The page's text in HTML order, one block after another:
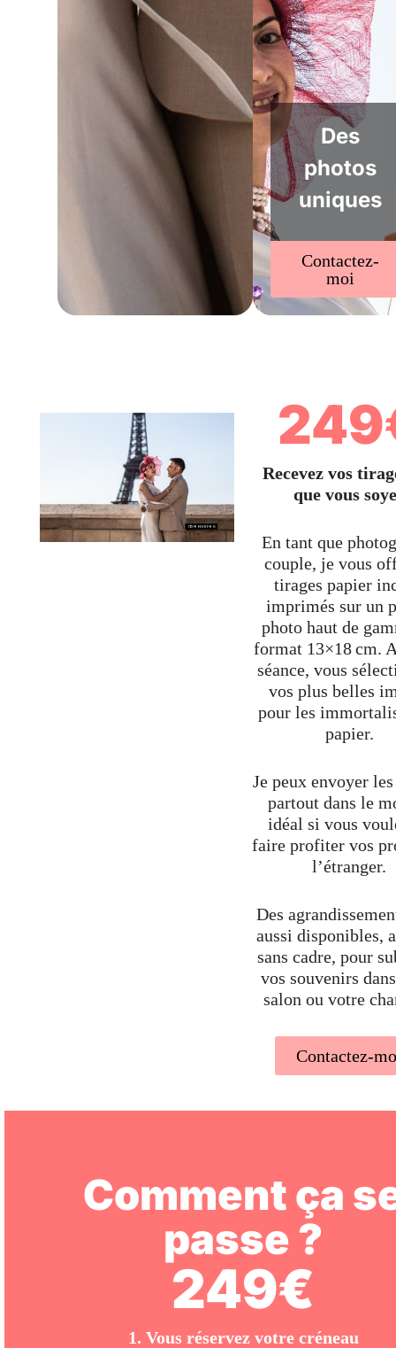
Des
photos
uniques
Contactez-
moi
Recevez vos
que vous
En tant que
couple, je vous
tirages papier
imprimés sur un
photo haut de
format 13×18 cm.
séance, vous
vos plus belles
pour les
papier.
Je peux envoyer
partout dans le
idéal si vous
faire profiter vos
l’étranger.
Des
aussi disponibles,
sans cadre, pour
vos souvenirs
salon ou votre
Contactez-
Comment ça
passe ?
249€
1. Vous réservez votre créneau